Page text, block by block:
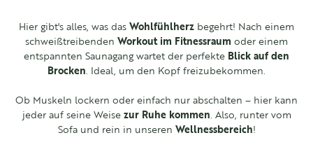
Hier gibt's alles, was das Wohlfühlherz begehrt! Nach einem
schweißtreibenden Workout im Fitnessraum oder einem
entspannten Saunagang wartet der perfekte Blick auf den
Brocken. Ideal, um den Kopf freizubekommen.
Ob Muskeln lockern oder einfach nur abschalten – hier kann
jeder auf seine Weise zur Ruhe kommen. Also, runter vom
Sofa und rein in unseren Wellnessbereich!